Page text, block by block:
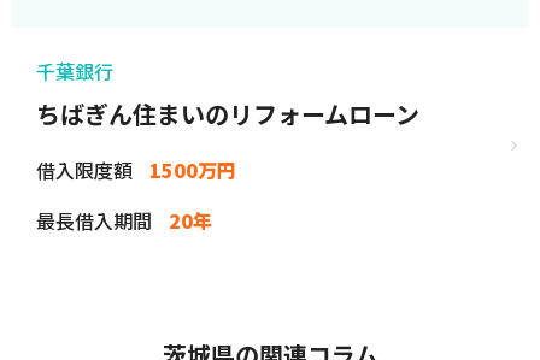
千葉銀行
ちばぎん住まいのリフォームローン
借入限度額
1500万円
最長借入期間
20年